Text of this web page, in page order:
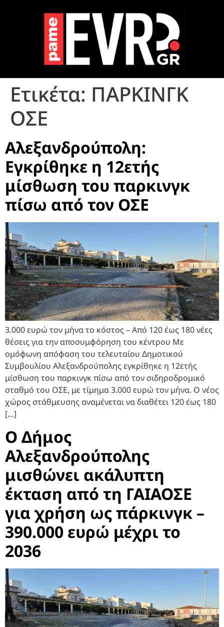
Ετικέτα: ΠΑΡΚΙΝΓΚ
ΟΣΕ
Αλεξανδρούπολη:
Εγκρίθηκε η 12ετής
μίσθωση του παρκινγκ
πίσω από τον ΟΣΕ
3.000 ευρώ τον μήνα το κόστος – Από 120 έως 180 νέες
θέσεις για την αποσυμφόρηση του κέντρου Με
ομόφωνη απόφαση του τελευταίου Δημοτικού
Συμβουλίου Αλεξανδρούπολης εγκρίθηκε η 12ετής
μίσθωση του παρκινγκ πίσω από τον σιδηροδρομικό
σταθμό του ΟΣΕ, με τίμημα 3.000 ευρώ τον μήνα. Ο νέος
χώρος στάθμευσης αναμένεται να διαθέτει 120 έως 180
[…]
Ο Δήμος
Αλεξανδρούπολης
μισθώνει ακάλυπτη
έκταση από τη ΓΑΙΑΟΣΕ
για χρήση ως πάρκινγκ –
390.000 ευρώ μέχρι το
2036